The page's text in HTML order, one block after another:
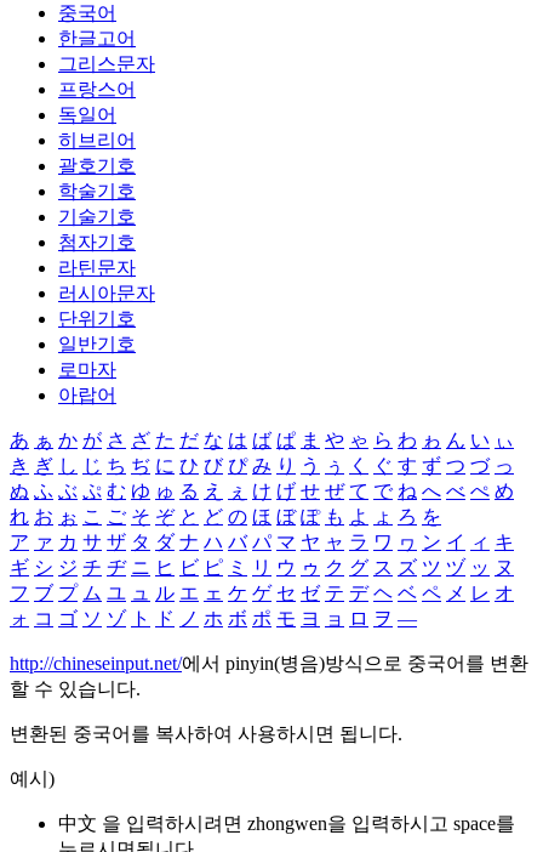
중국어
한글고어
그리스문자
프랑스어
독일어
히브리어
괄호기호
학술기호
기술기호
첨자기호
라틴문자
러시아문자
단위기호
일반기호
로마자
아랍어
あ ぁ か が さ ざ た だ な は ば ぱ ま や ゃ ら わ ゎ ん い ぃ
き ぎ し じ ち ぢ に ひ び ぴ み り う ぅ く ぐ す ず つ づ っ
ぬ ふ ぶ ぷ む ゆ ゅ る え ぇ け げ せ ぜ て で ね へ べ ぺ め
れ お ぉ こ ご そ ぞ と ど の ほ ぼ ぽ も よ ょ ろ を
ア ァ カ サ ザ タ ダ ナ ハ バ パ マ ヤ ャ ラ ワ ヮ ン イ ィ キ
ギ シ ジ チ ヂ ニ ヒ ビ ピ ミ リ ウ ゥ ク グ ス ズ ツ ヅ ッ ヌ
フ ブ プ ム ユ ュ ル エ ェ ケ ゲ セ ゼ テ デ ヘ ベ ペ メ レ オ
ォ コ ゴ ソ ゾ ト ド ノ ホ ボ ポ モ ヨ ョ ロ ヲ ―
http://chineseinput.net/에서 pinyin(병음)방식으로 중국어를 변환
할 수 있습니다.
변환된 중국어를 복사하여 사용하시면 됩니다.
예시)
中文 을 입력하시려면 zhongwen을 입력하시고 space를